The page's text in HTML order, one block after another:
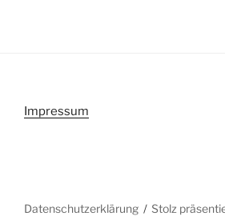
Impressum
Datenschutzerklärung Stolz